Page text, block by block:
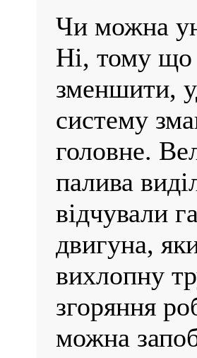
Чи можна
Ні, тому
зменшити,
систему
головне.
палива
відчували
двигуна,
вихлоп­ну
згоряння
можна